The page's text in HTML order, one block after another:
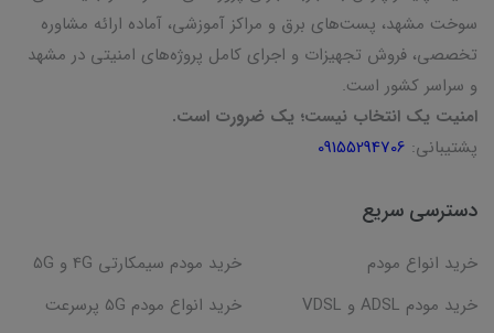
سوخت مشهد، پست‌های برق و مراکز آموزشی، آماده ارائه مشاوره
تخصصی، فروش تجهیزات و اجرای کامل پروژه‌های امنیتی در مشهد
و سراسر کشور است.
امنیت یک انتخاب نیست؛ یک ضرورت است.
پشتیبانی: 09155294706
دسترسی سریع
خرید انواع مودم
خرید مودم سیمکارتی 4G و 5G
خرید مودم ADSL و VDSL
خرید انواع مودم 5G پرسرعت